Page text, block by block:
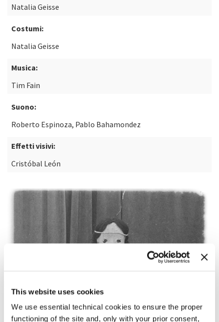
This website uses cookies
We use essential technical cookies to ensure the proper
functioning of the site and, only with your prior consent,
Natalia Geisse
Costumi:
Natalia Geisse
Musica:
Tim Fain
Suono:
Roberto Espinoza, Pablo Bahamondez
Effetti visivi:
Cristóbal León